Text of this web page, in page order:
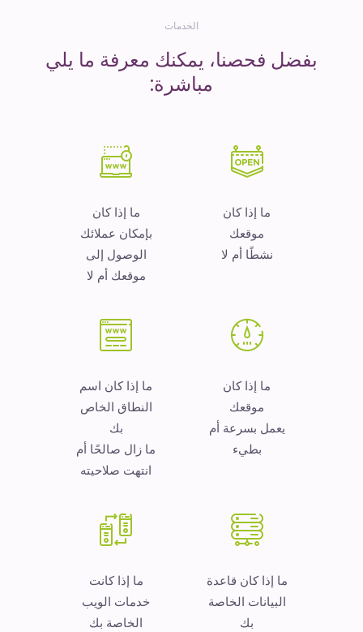
الخدمات
بفضل فحصنا، يمكنك معرفة ما يلي
مباشرة:
ما إذا كان
موقعك
نشطًا أم لا
ما إذا كان
بإمكان عملائك
الوصول إلى
موقعك أم لا
ما إذا كان
موقعك
يعمل بسرعة أم
بطيء
ما إذا كان اسم
النطاق الخاص
بك
ما زال صالحًا أم
انتهت صلاحيته
ما إذا كان قاعدة
البيانات الخاصة
بك
ما إذا كانت
خدمات الويب
الخاصة بك